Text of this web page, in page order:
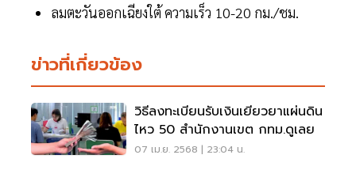
ลมตะวันออกเฉียงใต้ ความเร็ว 10-20 กม./ชม.
ข่าวที่เกี่ยวข้อง
วิธีลงทะเบียนรับเงินเยียวยาแผ่นดิน
ไหว 50 สำนักงานเขต กทม.ดูเลย
07 เม.ย. 2568 | 23:04 น.